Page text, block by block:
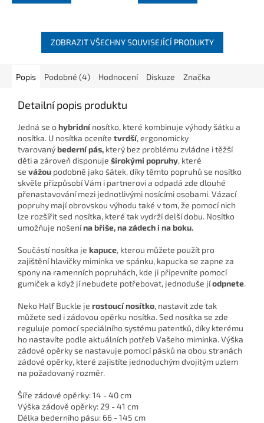
ZOBRAZIT VŠECHNY SOUVISEJÍCÍ PRODUKTY
Popis Podobné (4) Hodnocení Diskuze Značka
Detailní popis produktu
Jedná se ohybridnínosítko, které kombinuje výhody šátku a
nosítka. U nosítka oceníte tvrdší, ergonomicky
tvarovanýbederní pás, který bez problému zvládne i těžší
děti a zároveň disponuje širokými popruhy, které
se vážou podobně jako šátek, díky těmto popruhů se nosítko
skvěle přizpůsobí Vám i partnerovi a odpadá zde dlouhé
přenastavování mezi jednotlivými nosícími osobami. Vázací
popruhy mají obrovskou výhodu také v tom, že pomocí nich
lze rozšířit sed nosítka, které tak vydrží delší dobu. Nosítko
umožňuje nošenína břiše, na zádech i na boku.
Součástí nosítka je kapuce, kterou můžete použít pro
zajištění hlavičky miminka ve spánku, kapucka se zapne za
spony na ramenních popruhách, kde ji připevníte pomocí
gumiček a když jí nebudete potřebovat, jednoduše jíodpnete.
Neko Half Buckle je rostoucí nosítko, nastavit zde tak
můžete sed i zádovou opěrku nosítka. Sed nosítka se zde
reguluje pomocí speciálního systému patentků, díky kterému
ho nastavíte podle aktuálních potřeb Vašeho miminka. Výška
zádové opěrky se nastavuje pomocí pásků na obou stranách
zádové opěrky, které zajistíte jednoduchým dvojitým uzlem
na požadovaný rozměr.
Šíře zádové opěrky: 14 - 40 cm
Výška zádově opěrky: 29 - 41 cm
Délka bederního pásu: 66 - 145 cm